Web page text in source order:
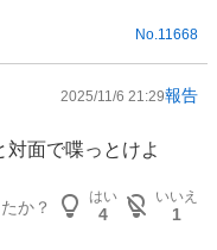
No. 11668
2025/11/6 21:29報告
面で喋っとけよ
か？
はい
4
いいえ
1